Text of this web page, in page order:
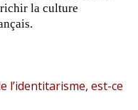
la culture
l’identitarisme, est-ce